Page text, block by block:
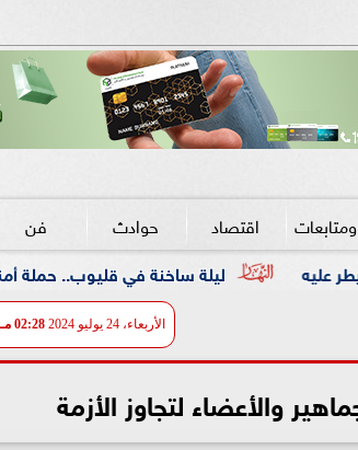
ومتابعات اقتصاد حوادث فن
ساخنة في قليوب.. حملة أمنية تضرب معاقل
الأربعاء، 24 يوليو 2024 02:28 مـ
والأعضاء لتجاوز الأزمة